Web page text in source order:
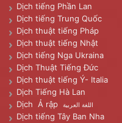
Dịch tiếng Phần Lan
Dịch tiếng Trung Quốc
Dịch thuật tiếng Pháp
Dịch thuật tiếng Nhật
Dịch tiếng Nga Ukraina
Dịch Thuật Tiếng Đức
Dịch thuật tiếng Ý- Italia
Dịch Tiếng Hà Lan
Dịch Ả rập
اللغة العربية
Dịch tiếng Tây Ban Nha